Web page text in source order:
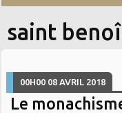
saint
00H00 08 AVRIL 2018
Le